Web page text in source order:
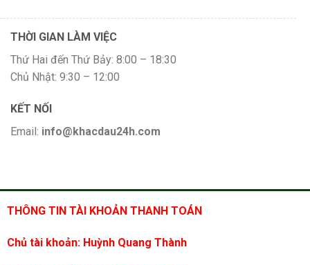
THỜI GIAN LÀM VIỆC
Thứ Hai đến Thứ Bảy: 8:00 – 18:30
Chủ Nhật: 9:30 – 12:00
KẾT NỐI
Email: info@khacdau24h.com
THÔNG TIN TÀI KHOẢN THANH TOÁN
Chủ tài khoản: Huỳnh Quang Thành